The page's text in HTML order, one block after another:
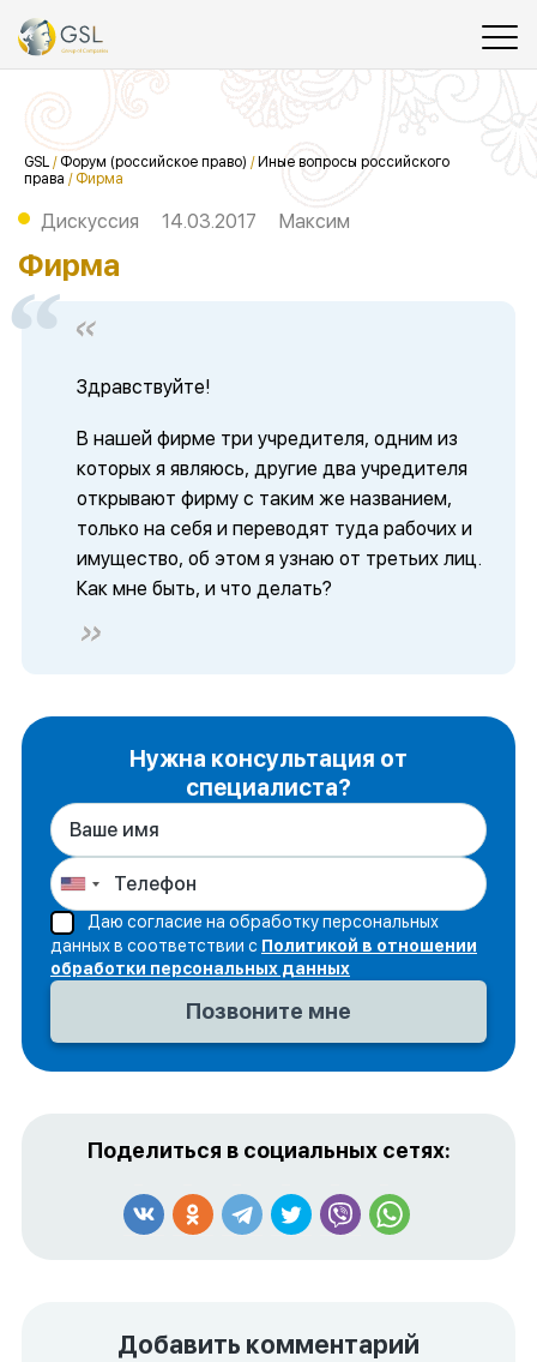
GSL / Форум (российское право) / Иные вопросы российского
права / Фирма
Дискуссия 14.03.2017 Максим
Фирма
Здравствуйте!
В нашей фирме три учредителя, одним из
которых я являюсь, другие два учредителя
открывают фирму с таким же названием,
только на себя и переводят туда рабочих и
имущество, об этом я узнаю от третьих лиц.
Как мне быть, и что делать?
Нужна консультация от
специалиста?
Даю согласие на обработку персональных
данных в соответствии с Политикой в отношении
обработки персональных данных
Поделиться в социальных сетях:
Добавить комментарий